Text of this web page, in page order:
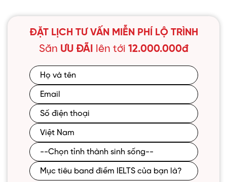
ĐẶT LỊCH TƯ VẤN MIỄN PHÍ LỘ TRÌNH
Săn ƯU ĐÃI lên tới 12.000.000đ